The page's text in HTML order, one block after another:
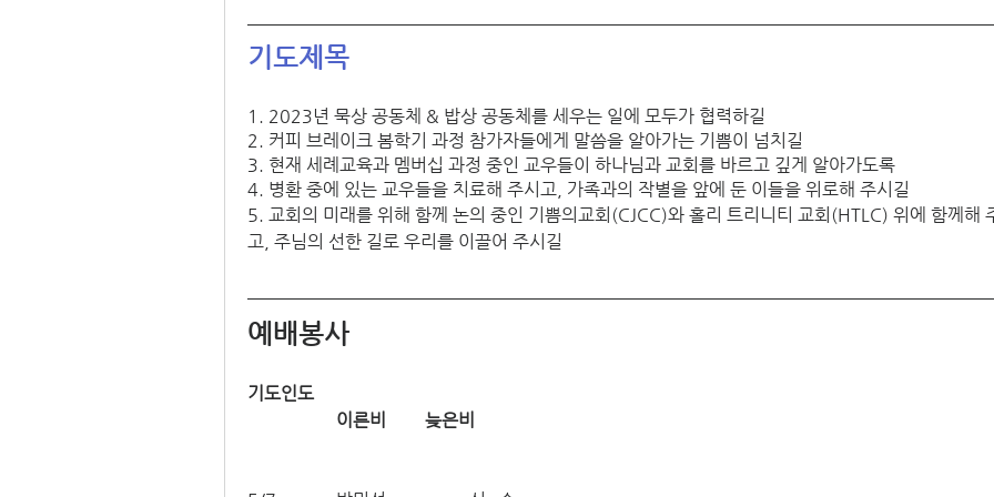
기도제목
1. 2023년 묵상 공동체 & 밥상 공동체를 세우는 일에 모두가 협력하길
2. 커피 브레이크 봄학기 과정 참가자들에게 말씀을 알아가는 기쁨이 넘치길
3. 현재 세례교육과 멤버십 과정 중인 교우들이 하나님과 교회를 바르고 깊게 알아가도록
4. 병환 중에 있는 교우들을 치료해 주시고, 가족과의 작별을 앞에 둔 이들을 위로해 주시길
5. 교회의 미래를 위해 함께 논의 중인 기쁨의교회(CJCC)와 홀리 트리니티 교회(HTLC) 위에 함께해
고, 주님의 선한 길로 우리를 이끌어 주시길
예배봉사
기도인도
이른비	늦은비